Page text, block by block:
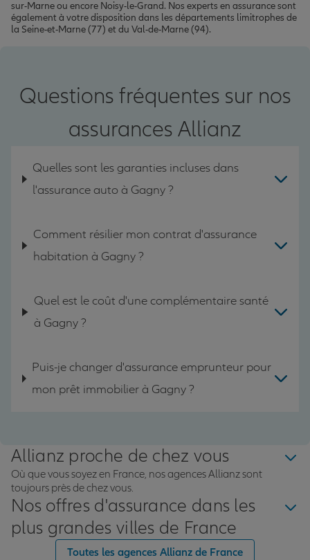
sur-Marne ou encore Noisy-le-Grand. Nos experts en assurance sont
également à votre disposition dans les départements limitrophes de
la Seine-et-Marne (77) et du Val-de-Marne (94).
Questions fréquentes sur nos
assurances Allianz
Quelles sont les garanties incluses dans
l'assurance auto à Gagny ?
Comment résilier mon contrat d'assurance
habitation à Gagny ?
Quel est le coût d'une complémentaire santé
à Gagny ?
Puis-je changer d'assurance emprunteur pour
mon prêt immobilier à Gagny ?
Allianz proche de chez vous
Où que vous soyez en France, nos agences Allianz sont
toujours près de chez vous.
Nos offres d'assurance dans les
plus grandes villes de France
Toutes les agences Allianz de France